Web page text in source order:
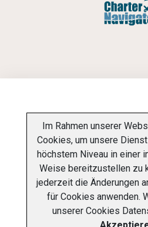
INFORMATIONSPFLICHT
DATENSCHUTZ-
KONTAKT
Im Rahmen unserer
Cookies, um unsere
höchstem Niveau in einer
Weise bereitzustellen zu
jederzeit die Änderungen
für Cookies anwenden.
unsererCookies